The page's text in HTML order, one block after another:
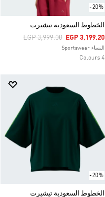
-20%
الخطوط السعودية تيشيرت
Price Reduced From
EGP 3,999.00ToEGP 3,199.20
النساء Sportswear
4 Colours
-20%
الخطوط السعودية تيشيرت